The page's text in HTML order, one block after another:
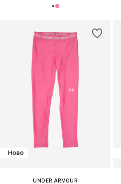
Ново
UNDER ARMOUR